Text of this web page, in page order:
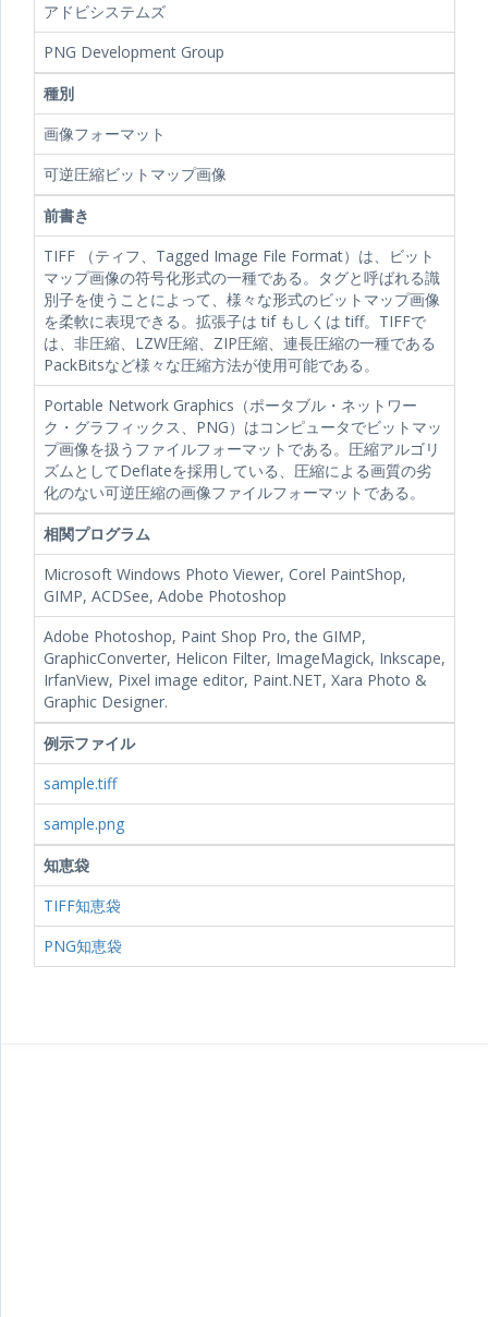
アドビシステムズ
PNG Development Group
種別
画像フォーマット
可逆圧縮ビットマップ画像
前書き
TIFF （ティフ、Tagged Image File Format）は、ビット
マップ画像の符号化形式の一種である。タグと呼ばれる識
別子を使うことによって、様々な形式のビットマップ画像
を柔軟に表現できる。拡張子は tif もしくは tiff。TIFFで
は、非圧縮、LZW圧縮、ZIP圧縮、連長圧縮の一種である
PackBitsなど様々な圧縮方法が使用可能である。
Portable Network Graphics（ポータブル・ネットワー
ク・グラフィックス、PNG）はコンピュータでビットマッ
プ画像を扱うファイルフォーマットである。圧縮アルゴリ
ズムとしてDeflateを採用している、圧縮による画質の劣
化のない可逆圧縮の画像ファイルフォーマットである。
相関プログラム
Microsoft Windows Photo Viewer, Corel PaintShop,
GIMP, ACDSee, Adobe Photoshop
Adobe Photoshop, Paint Shop Pro, the GIMP,
GraphicConverter, Helicon Filter, ImageMagick, Inkscape,
IrfanView, Pixel image editor, Paint.NET, Xara Photo &
Graphic Designer.
例示ファイル
sample.tiff
sample.png
知恵袋
TIFF知恵袋
PNG知恵袋